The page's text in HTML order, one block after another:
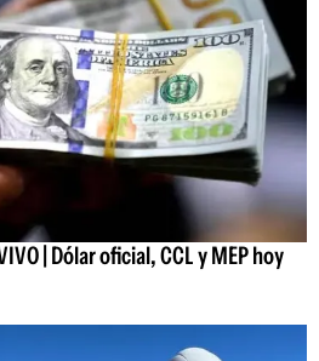
| Dólar oficial, CCL y MEP hoy